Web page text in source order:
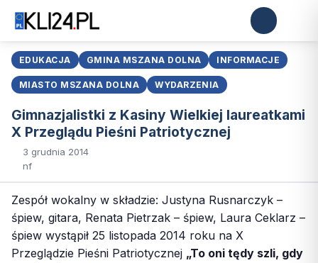
EDUKACJA GMINA MSZANA DOLNA INFORMACJE
MIASTO MSZANA DOLNA WYDARZENIA
Gimnazjalistki z Kasiny Wielkiej laureatkami
X Przeglądu Pieśni Patriotycznej
3 grudnia 2014
nf
Zespół wokalny w składzie: Justyna Rusnarczyk –
śpiew, gitara, Renata Pietrzak – śpiew, Laura Ceklarz –
śpiew wystąpił 25 listopada 2014 roku na X
Przeglądzie Pieśni Patriotycznej „To oni tędy szli, gdy